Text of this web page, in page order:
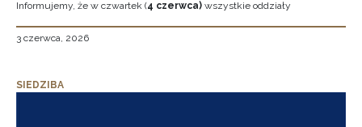
Informujemy, że w czwartek (4 czerwca) wszystkie oddziały
3 czerwca, 2026
SIEDZIBA